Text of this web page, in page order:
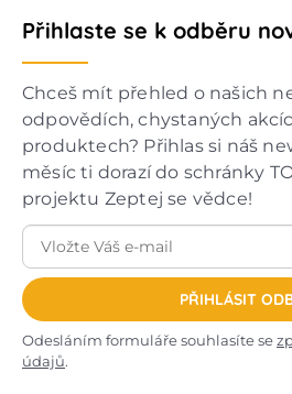
Přihlaste se k odběru
Chceš mít přehled o našich
odpovědích, chystaných
produktech? Přihlas si náš
měsíc ti dorazí do schránky
projektu Zeptej se vědce!
PŘIHLÁSIT
Odesláním formuláře souhlasíte se
údajů.